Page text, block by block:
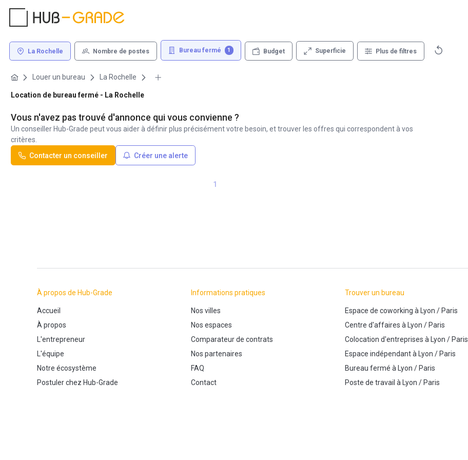
La Rochelle Nombre de postes Bureau fermé 1 Budget Superficie Plus de filtres
Louer un bureau La Rochelle
Location de bureau fermé - La Rochelle
Vous n'avez pas trouvé d'annonce qui vous convienne ?
Un conseiller Hub-Grade peut vous aider à définir plus précisément votre besoin, et trouver les offres qui correspondent à vos
critères.
Contacter un conseiller
Créer une alerte
1
À propos de Hub-Grade
Accueil
À propos
L'entrepreneur
L'équipe
Notre écosystème
Postuler chez Hub-Grade
Informations pratiques
Nos villes
Nos espaces
Comparateur de contrats
Nos partenaires
FAQ
Contact
Trouver un bureau
Espace de coworking à Lyon / Paris
Centre d'affaires à Lyon / Paris
Colocation d'entreprises à Lyon / Paris
Espace indépendantà Lyon / Paris
Bureau fermé à Lyon / Paris
Poste de travail à Lyon / Paris